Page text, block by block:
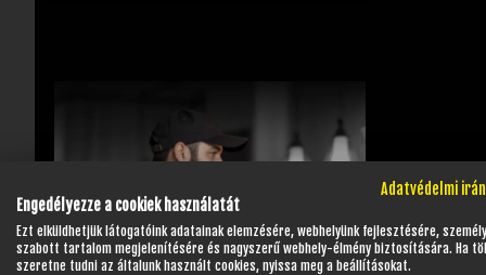
Adatvédelmi
Engedélyezze a cookiek használatát
Ezt elküldhetjük látogatóink adatainak elemzésére, webhelyünk fejlesztésére,
szabott tartalom megjelenítésére és nagyszerű webhely-élmény biztosítására. Ha
szeretne tudni az általunk használt cookies, nyissa meg a beállításokat.